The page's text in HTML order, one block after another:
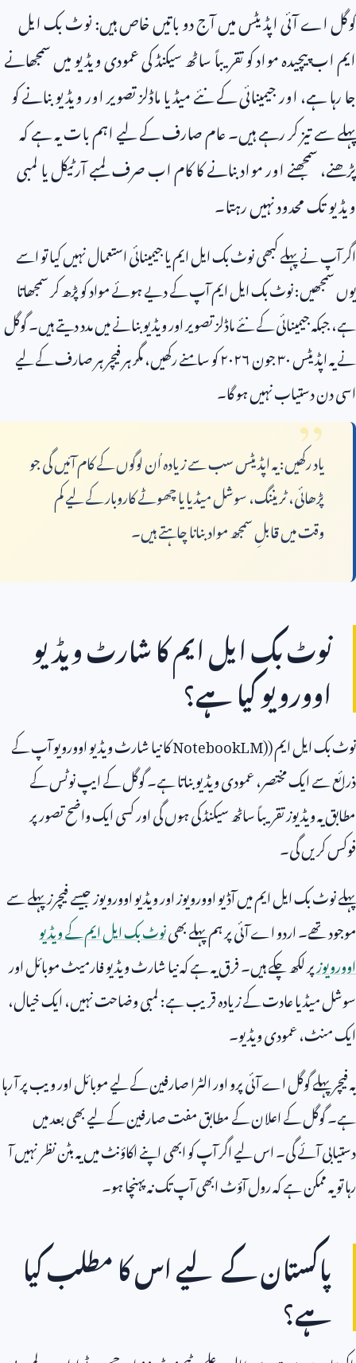
گوگل اے آئی اپڈیٹس میں آج دو باتیں خاص ہیں: نوٹ بک ایل
ایم اب پیچیدہ مواد کو تقریباً ساٹھ سیکنڈ کی عمودی ویڈیو میں سمجھانے
جا رہا ہے، اور جیمینائی کے نئے میڈیا ماڈلز تصویر اور ویڈیو بنانے کو
پہلے سے تیز کر رہے ہیں۔ عام صارف کے لیے اہم بات یہ ہے کہ
پڑھنے، سمجھنے اور مواد بنانے کا کام اب صرف لمبے آرٹیکل یا لمبی
ویڈیو تک محدود نہیں رہتا۔
اگر آپ نے پہلے کبھی نوٹ بک ایل ایم یا جیمینائی استعمال نہیں کیا تو اسے
یوں سمجھیں: نوٹ بک ایل ایم آپ کے دیے ہوئے مواد کو پڑھ کر سمجھاتا
ہے، جبکہ جیمینائی کے نئے ماڈلز تصویر اور ویڈیو بنانے میں مدد دیتے ہیں۔ گوگل
نے یہ اپڈیٹس ۳۰ جون ۲۰۲۶ کو سامنے رکھیں، مگر ہر فیچر ہر صارف کے لیے
اسی دن دستیاب نہیں ہو گا۔
یاد رکھیں: یہ اپڈیٹس سب سے زیادہ اُن لوگوں کے کام آئیں گی جو
پڑھائی، ٹریننگ، سوشل میڈیا یا چھوٹے کاروبار کے لیے کم
وقت میں قابلِ سمجھ مواد بنانا چاہتے ہیں۔
نوٹ بک ایل ایم کا شارٹ ویڈیو
اوورویو کیا ہے؟
نوٹ بک ایل ایم (NotebookLM)کا نیا شارٹ ویڈیو اوورویو آپ کے
ذرائع سے ایک مختصر، عمودی ویڈیو بناتا ہے۔ گوگل کے ایپ نوٹس کے
مطابق یہ ویڈیوز تقریباً ساٹھ سیکنڈ کی ہوں گی اور کسی ایک واضح تصور پر
فوکس کریں گی۔
پہلے نوٹ بک ایل ایم میں آڈیو اوورویوز اور ویڈیو اوورویوز جیسے فیچرز پہلے سے
موجود تھے۔ اردو اے آئی پر ہم پہلے بھینوٹ بک ایل ایم کے ویڈیو
اوورویوزپر لکھ چکے ہیں۔ فرق یہ ہے کہ نیا شارٹ ویڈیو فارمیٹ موبائل اور
سوشل میڈیا عادت کے زیادہ قریب ہے: لمبی وضاحت نہیں، ایک خیال،
ایک منٹ، عمودی ویڈیو۔
یہ فیچر پہلے گوگل اے آئی پرو اور الٹرا صارفین کے لیے موبائل اور ویب پر آ رہا
ہے۔ گوگل کے اعلان کے مطابق مفت صارفین کے لیے بھی بعد میں
دستیابی آئے گی۔ اس لیے اگر آپ کو ابھی اپنے اکاؤنٹ میں یہ بٹن نظر نہیں آ
رہا تو یہ ممکن ہے کہ رول آؤٹ ابھی آپ تک نہ پہنچا ہو۔
پاکستان کے لیے اس کا مطلب کیا
ہے؟